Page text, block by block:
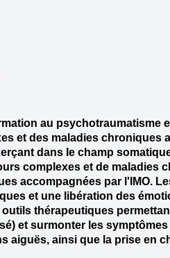
au psychotraumatisme
et des maladies chroniques
dans le champ
complexes et de maladies
accompagnées par l'IMO.
et une libération des
thérapeutiques
et surmonter les
aiguës, ainsi que la prise en